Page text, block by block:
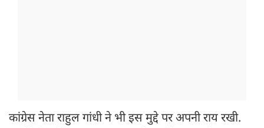
कांग्रेस नेता राहुल गांधी ने भी इस मुद्दे पर अपनी राय रखी.